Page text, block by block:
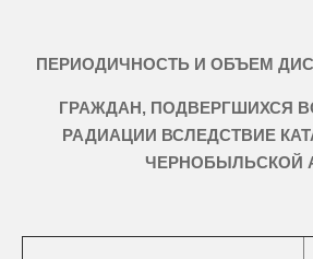
ПЕРИОДИЧНОСТЬ И ОБЪЕМ
ГРАЖДАН, ПОДВЕРГШИХСЯ
РАДИАЦИИ ВСЛЕДСТВИЕ
ЧЕРНОБЫЛЬСКОЙ